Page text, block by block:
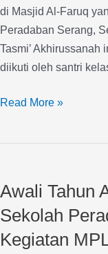
di Masjid Al-Faruq
Peradaban Serang,
Tasmi’
diikuti oleh santri
Read More »
Awali Tahun
Sekolah
Kegiatan
Ajaran
Baru,
SMA